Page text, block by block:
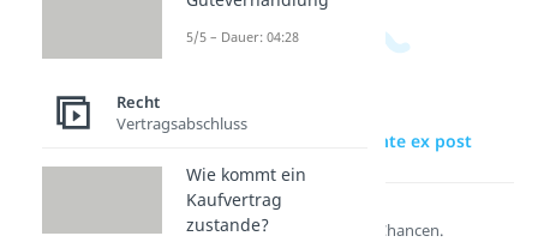
zur Videoseite: ex ante ex post
Lernen lohnt sich!
Entdecke hier deine Chancen.
5/5 – Dauer: 04:28
Recht
Vertragsabschluss
Wie kommt ein
Kaufvertrag
zustande?